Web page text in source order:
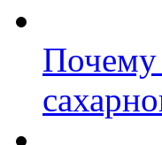
Почему